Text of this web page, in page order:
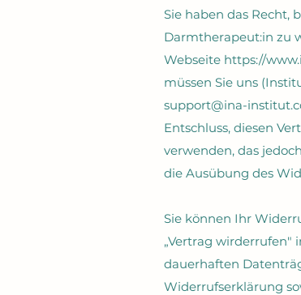
Sie haben das Recht,
Darmtherapeut:in zu
Webseite https://
müssen Sie uns
support@ina-
Entschluss, diesen
verwenden, das
die Ausübung des
Sie können Ihr
„Vertrag wirderrufen"
dauerhaften
Widerrufserklärung